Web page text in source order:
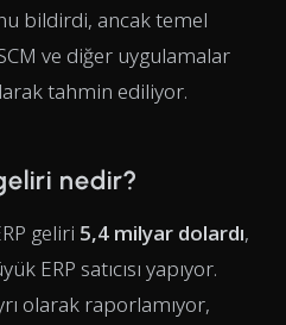
bildirdi, ancak temel
ve diğer uygulamalar
tahmin ediliyor.
nedir?
geliri 5,4 milyar dolardı,
ERP satıcısı yapıyor.
olarak raporlamıyor,